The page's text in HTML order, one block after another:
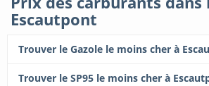
Escautpont
Trouver le Gazole le moins cher à
Trouver le SP95 le moins cher à